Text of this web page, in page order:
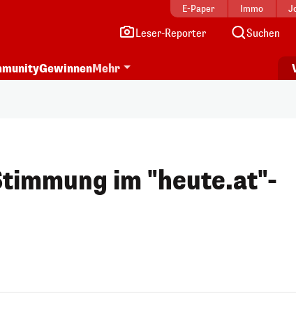
E-Paper Immo
Leser-Reporter Suchen
GewinnenMehr
im "heute.at"-